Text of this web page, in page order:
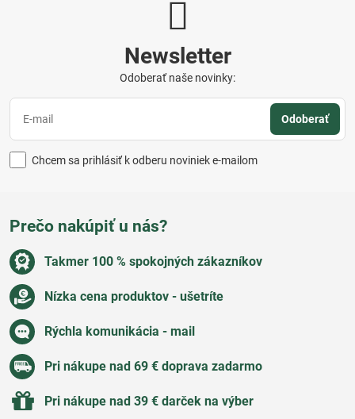
Newsletter
Odoberať naše novinky:
Odoberať
Chcem sa prihlásiť k odberu noviniek e-mailom
Prečo nakúpiť u nás?
Takmer 100 % spokojných zákazníkov
Nízka cena produktov - ušetríte
Rýchla komunikácia - mail
Pri nákupe nad 69 € doprava zadarmo
Pri nákupe nad 39 € darček na výber